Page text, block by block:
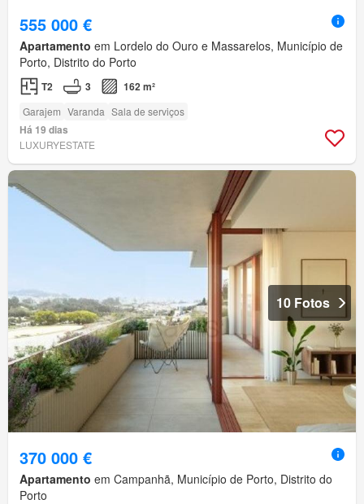
555 000 €
Apartamento em Lordelo do Ouro e Massarelos, Município de
Porto, Distrito do Porto
T2 3 162 m²
Garajem Varanda Sala de serviços
Há 19 dias
LUXURYESTATE
10 Fotos
370 000 €
Apartamento em Campanhã, Município de Porto, Distrito do
Porto